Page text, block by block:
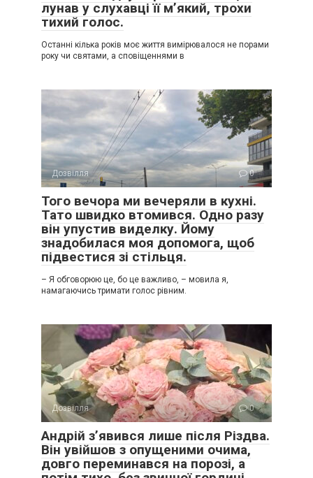
лунав у слухавці її м’який, трохи
тихий голос.
Останні кілька років моє життя вимірювалося не порами
року чи святами, а сповіщеннями в
Дозвілля 0
Того вечора ми вечеряли в кухні.
Тато швидко втомився. Одно разу
він упустив виделку. Йому
знадобилася моя допомога, щоб
підвестися зі стільця.
– Я обговорюю це, бо це важливо, – мовила я,
намагаючись тримати голос рівним.
Дозвілля 0
Андрій з’явився лише після Різдва.
Він увійшов з опущеними очима,
довго переминався на порозі, а